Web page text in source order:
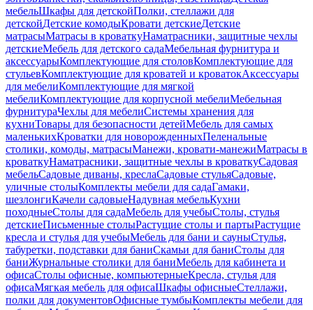
мебельШкафы для детскойПолки, стеллажи для
детскойДетские комодыКровати детскиеДетские
матрасыМатрасы в кроваткуНаматрасники, защитные чехлы
детскиеМебель для детского садаМебельная фурнитура и
аксессуарыКомплектующие для столовКомплектующие для
стульевКомплектующие для кроватей и кроватокАксессуары
для мебелиКомплектующие для мягкой
мебелиКомплектующие для корпусной мебелиМебельная
фурнитураЧехлы для мебелиСистемы хранения для
кухниТовары для безопасности детейМебель для самых
маленькихКроватки для новорожденныхПеленальные
столики, комоды, матрасыМанежи, кровати-манежиМатрасы в
кроваткуНаматрасники, защитные чехлы в кроваткуСадовая
мебельСадовые диваны, креслаСадовые стульяСадовые,
уличные столыКомплекты мебели для садаГамаки,
шезлонгиКачели садовыеНадувная мебельКухни
походныеСтолы для садаМебель для учебыСтолы, стулья
детскиеПисьменные столыРастущие столы и партыРастущие
кресла и стулья для учебыМебель для бани и сауныСтулья,
табуретки, подставки для баниСкамьи для баниСтолы для
баниЖурнальные столики для баниМебель для кабинета и
офисаСтолы офисные, компьютерныеКресла, стулья для
офисаМягкая мебель для офисаШкафы офисныеСтеллажи,
полки для документовОфисные тумбыКомплекты мебели для